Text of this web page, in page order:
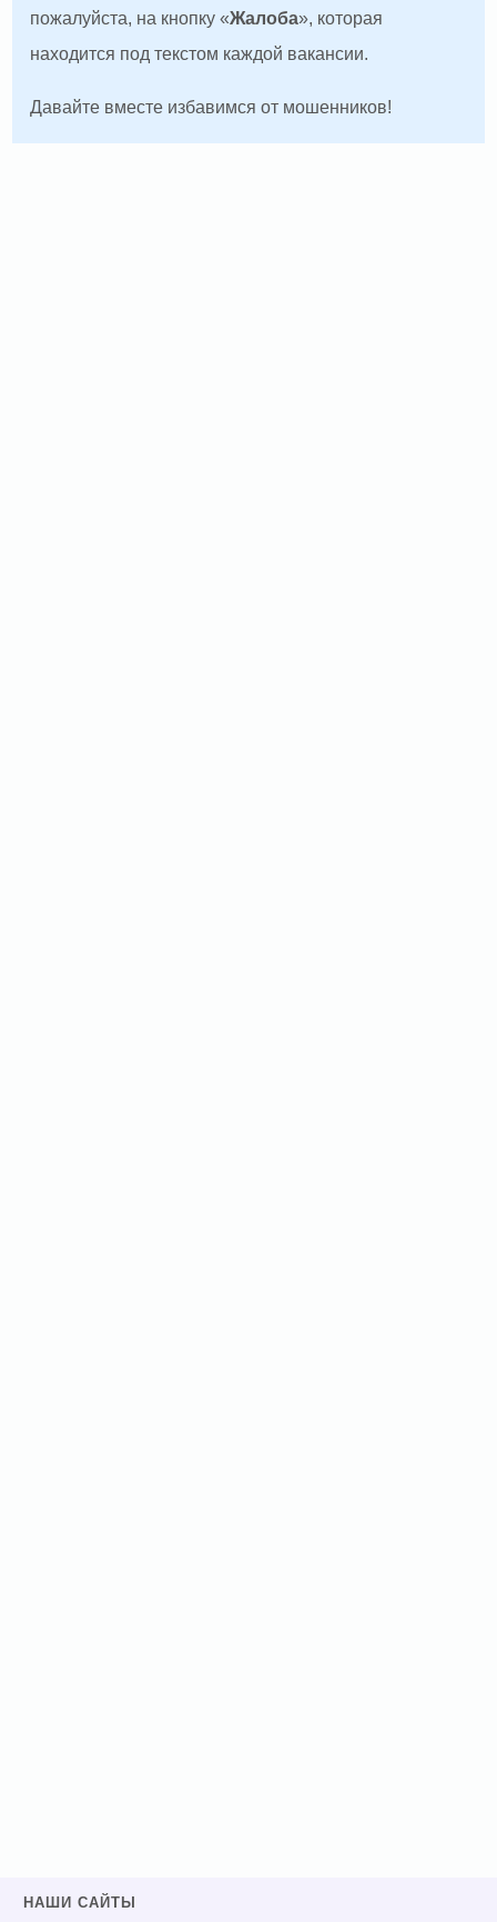
пожалуйста, на кнопку «Жалоба», которая
находится под текстом каждой вакансии.
Давайте вместе избавимся от мошенников!
НАШИ САЙТЫ